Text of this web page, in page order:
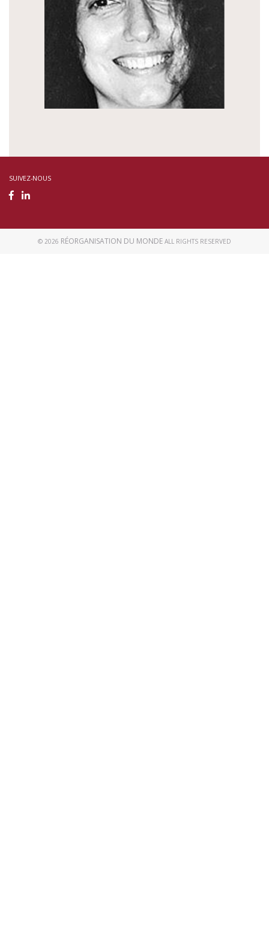
SUIVEZ-NOUS
© 2026 RÉORGANISATION DU MONDE ALL RIGHTS RESERVED